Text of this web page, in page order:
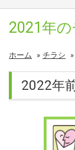
2021年
ホーム » チラシ »
2022年